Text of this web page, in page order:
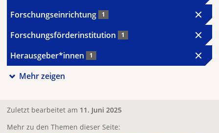
Forschungseinrichtung 1
Forschungsförderinstitution 1
Herausgeber*innen 1
Mehr zeigen
Zuletzt bearbeitet am 11. Juni 2025
Mehr zu den Themen dieser Seite: